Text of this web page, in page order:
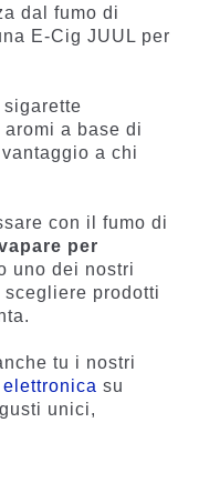
dal fumo di
E-Cig JUUL per
a base di
a chi
con il fumo di
per
uno dei nostri
prodotti
tu i nostri
su
unici,